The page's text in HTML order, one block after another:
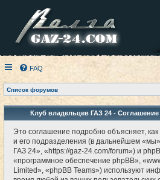
FAQ
Список форумов
Клуб владельцев ГАЗ 24 -
Это соглашение подробно объясняет,
и его подразделения (в дальнейшем
ГАЗ 24», «https://gaz-24.com/forum») и
«программное обеспечение phpBB»,
Limited», «phpBB Teams») используют